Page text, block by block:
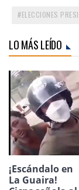
ELECCIONES
LO MÁS LEÍDO
¡Escándalo en
La Guaira!